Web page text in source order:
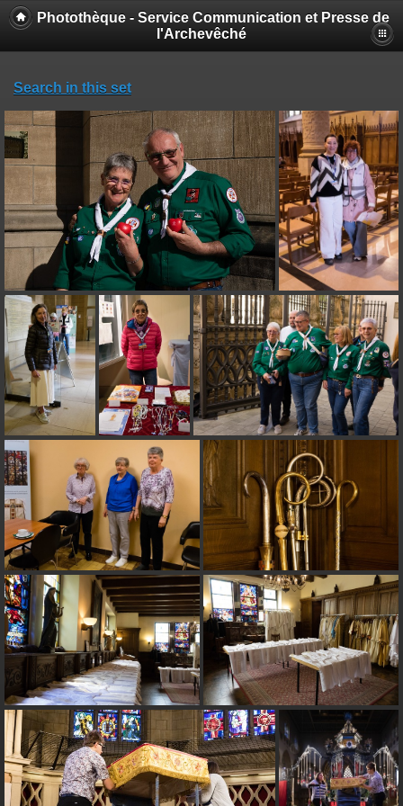
Photothèque - Service Communication et Presse de
l'Archevêché
Search in this set